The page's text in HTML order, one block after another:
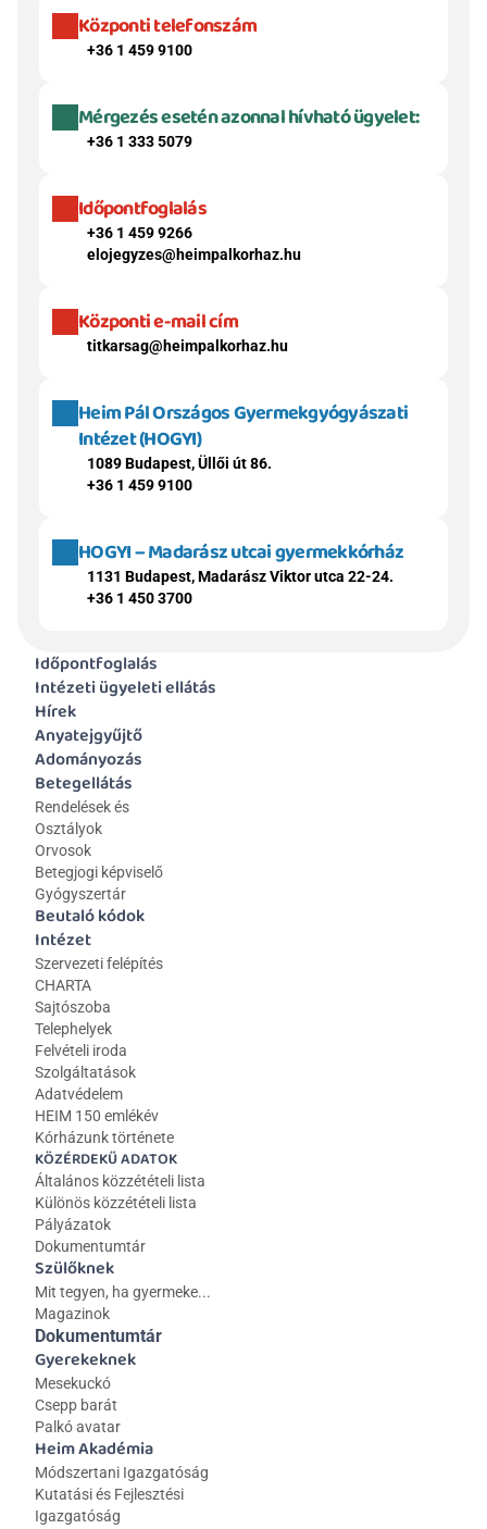
Központi telefonszám
+36 1 459 9100
Mérgezés esetén azonnal hívható ügyelet:
+36 1 333 5079
Időpontfoglalás
+36 1 459 9266
elojegyzes@heimpalkorhaz.hu
Központi e-mail cím
titkarsag@heimpalkorhaz.hu
Heim Pál Országos Gyermekgyógyászati
Intézet (HOGYI)
1089 Budapest, Üllői út 86.
+36 1 459 9100
HOGYI – Madarász utcai gyermekkórház
1131 Budapest, Madarász Viktor utca 22-24.
+36 1 450 3700
Időpontfoglalás
Intézeti ügyeleti ellátás
Hírek
Anyatejgyűjtő
Adományozás
Betegellátás
Rendelések és
Osztályok
Orvosok
Betegjogi képviselő
Gyógyszertár
Beutaló kódok
Intézet
Szervezeti felépítés
CHARTA
Sajtószoba
Telephelyek
Felvételi iroda
Szolgáltatások
Adatvédelem
HEIM 150 emlékév
Kórházunk története
KÖZÉRDEKŰ ADATOK
Általános közzétételi lista
Különös közzétételi lista
Pályázatok
Dokumentumtár
Szülőknek
Mit tegyen, ha gyermeke...
Magazinok
Gyerekeknek
Mesekuckó
Csepp barát
Palkó avatar
Heim Akadémia
Módszertani Igazgatóság
Kutatási és Fejlesztési
Igazgatóság
Dokumentumtár